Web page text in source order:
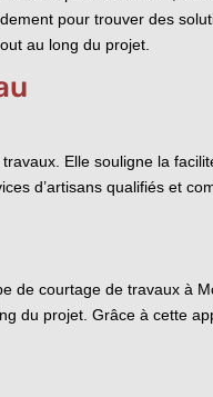
pour trouver des
au long du projet.
Elle souligne la
d’artisans qualifiés et
de courtage de travaux à
du projet. Grâce à cette